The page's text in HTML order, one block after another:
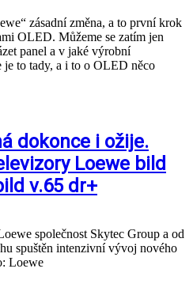
zásadní změna, a to první krok
OLED. Můžeme se zatím jen
panel a v jaké výrobní
to tady, a i to o OLED něco
dokonce i ožije.
Loewe bild
v.65 dr+
společnost Skytec Group a od
spuštěn intenzivní vývoj nového
Loewe